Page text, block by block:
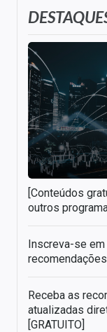
[Conteúdos
outros
Inscreva-se em
Receba as
atualizadas
[GRATUITO]